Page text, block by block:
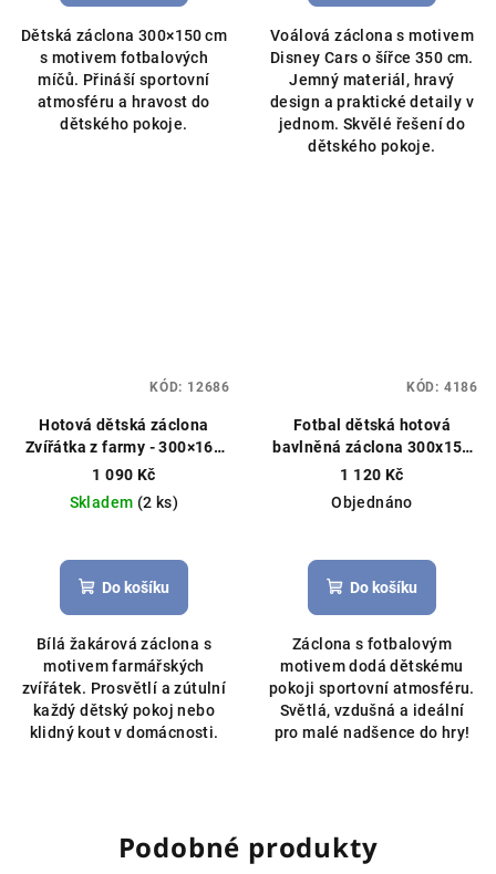
Dětská záclona 300×150 cm
s motivem fotbalových
míčů. Přináší sportovní
atmosféru a hravost do
dětského pokoje.
Voálová záclona s motivem
Disney Cars o šířce 350 cm.
Jemný materiál, hravý
design a praktické detaily v
jednom. Skvělé řešení do
dětského pokoje.
Hotová dětská záclona
Zvířátka z farmy - 300×160
cm bíláHotová záclona,
dětský motiv
1 090 Kč
Skladem (2 ks)
Do košíku
Bílá žakárová záclona s
motivem farmářských
zvířátek. Prosvětlí a zútulní
každý dětský pokoj nebo
klidný kout v domácnosti.
KÓD: 12686
Fotbal dětská hotová
bavlněná záclona 300x150
cm zelenáZáclonový
materiál, ušijeme na míru
1 120 Kč
Objednáno
Do košíku
Záclona s fotbalovým
motivem dodá dětskému
pokoji sportovní atmosféru.
Světlá, vzdušná a ideální
pro malé nadšence do hry!
KÓD: 4186
Podobné produkty